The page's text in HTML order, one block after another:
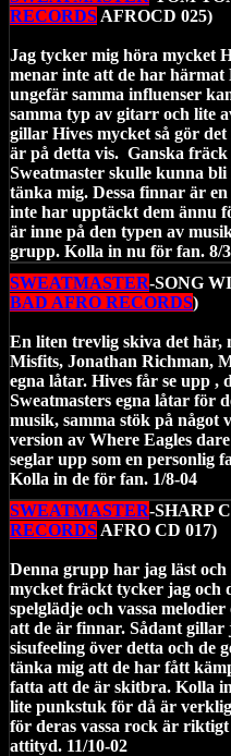
RECORDS AFROCD 025)
Jag tycker mig höra mycket
menar inte att de har härmat
ungefär samma influenser
samma typ av gitarr och lite
gillar Hives mycket så gör
är på detta vis. Ganska
Sweatmaster skulle kunna
tänka mig. Dessa finnar är
inte har upptäckt dem ännu
är inne på den typen av
grupp. Kolla in nu för fan. 8/
SWEATMASTER-SONG
BAD AFRO RECORDS)
En liten trevlig skiva det här,
Misfits, Jonathan Richman,
egna låtar. Hives får se upp
Sweatmasters egna låtar för
musik, samma stök på något
version av Where Eagles
seglar upp som en personlig
Kolla in de för fan. 1/8-04
SWEATMASTER-SHARP
RECORDS AFRO CD 017)
Denna grupp har jag läst
mycket fräckt tycker jag och
spelglädje och vassa
att de är finnar. Sådant gillar
sisufeeling över detta och de
tänka mig att de har fått
fatta att de är skitbra. Kolla
lite punkstuk för då är
för deras vassa rock är
attityd. 11/10-02